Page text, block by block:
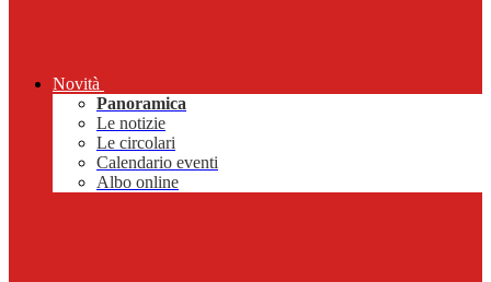
Novità
Panoramica
Le notizie
Le circolari
Calendario eventi
Albo online